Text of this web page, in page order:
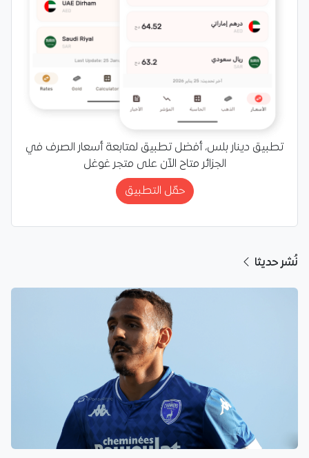
تطبيق دينار بلس، أفضل تطبيق لمتابعة أسعار الصرف في
الجزائر متاح الآن على متجر غوغل
حمّل التطبيق
نُشر حديثا